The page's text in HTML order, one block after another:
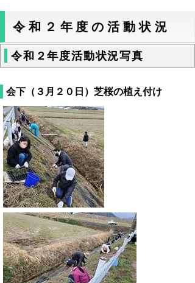
令和２年度の活動状況
令和２年度活動状況写真
会下（３月２０日）芝桜の植え付け